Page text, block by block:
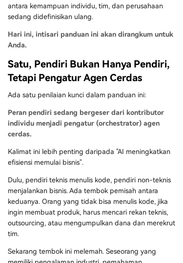
antara kemampuan individu, tim, dan perusahaan
sedang didefinisikan ulang.
Hari ini, intisari panduan ini akan dirangkum untuk
Anda.
Satu, Pendiri Bukan Hanya Pendiri,
Tetapi Pengatur Agen Cerdas
Ada satu penilaian kunci dalam panduan ini:
Peran pendiri sedang bergeser dari kontributor
individu menjadi pengatur (orchestrator) agen
cerdas.
Kalimat ini lebih penting daripada "AI meningkatkan
efisiensi memulai bisnis".
Dulu, pendiri teknis menulis kode, pendiri non-teknis
menjalankan bisnis. Ada tembok pemisah antara
keduanya. Orang yang tidak bisa menulis kode, jika
ingin membuat produk, harus mencari rekan teknis,
outsourcing, atau mengumpulkan dana dan merekrut
tim.
Sekarang tembok ini melemah. Seseorang yang